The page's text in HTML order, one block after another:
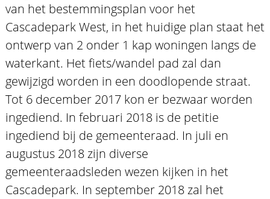
van het bestemmingsplan voor het
Cascadepark West, in het huidige plan staat het
ontwerp van 2 onder 1 kap woningen langs de
waterkant. Het fiets/wandel pad zal dan
gewijzigd worden in een doodlopende straat.
Tot 6 december 2017 kon er bezwaar worden
ingediend. In februari 2018 is de petitie
ingediend bij de gemeenteraad. In juli en
augustus 2018 zijn diverse
gemeenteraadsleden wezen kijken in het
Cascadepark. In september 2018 zal het